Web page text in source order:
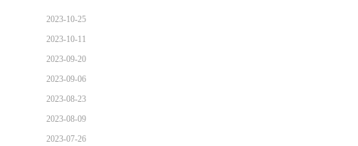
2023-10-25
2023-10-11
2023-09-20
2023-09-06
2023-08-23
2023-08-09
2023-07-26